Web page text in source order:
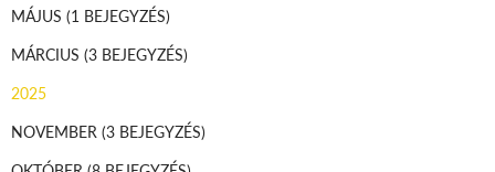
MÁJUS (1 BEJEGYZÉS)
MÁRCIUS (3 BEJEGYZÉS)
2025
NOVEMBER (3 BEJEGYZÉS)